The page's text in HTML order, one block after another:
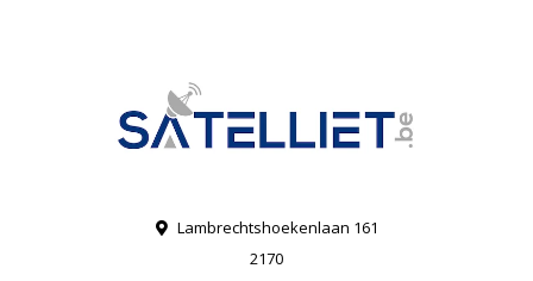
Lambrechtshoekenlaan 161
2170